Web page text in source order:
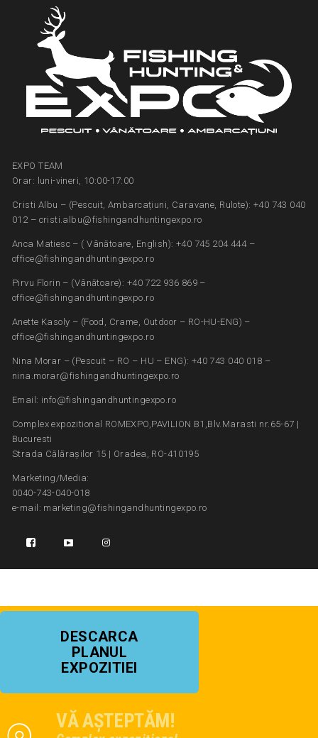
EXPO TEAM
Orar: luni-vineri, 10:00-17:00
Cristi Albu – (Pescuit, Ambarcațiuni, Caravane, Rulote): +40 743 040
012 – cristi.albu@fishingandhuntingexpo.ro
Anca Matiesc – ( Vânătoare, English): +40 745 204 444 –
office@fishingandhuntingexpo.ro
Pirvu Florin – (Vânătoare): +40 722 936 869 –
office@fishingandhuntingexpo.ro
Anette Kasoly – (Food, Crame, Outdoor – RO-HU-ENG) –
office@fishingandhuntingexpo.ro
Nina Morar – (Pescuit – RO – HU – ENG): +40 743 040 018 –
nina.morar@fishingandhuntingexpo.ro
Email: info@fishingandhuntingexpo.ro
Complex expozitional ROMEXPO,PAVILION B1,Blv.Marasti nr.65-67 |
Bucuresti
Strada Călărașilor 15 | Oradea, RO-410195
Marketing/Media:
0040-743-040-018
e-mail: marketing@fishingandhuntingexpo.ro
DESCARCA
PLANUL
EXPOZITIEI
VĂ AȘTEPTĂM!